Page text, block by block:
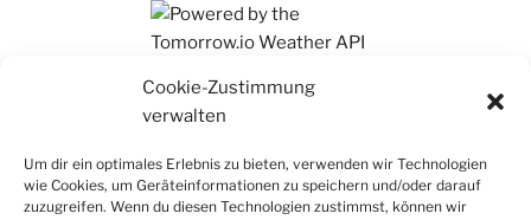
Cookie-Zustimmung
verwalten
Um dir ein optimales Erlebnis zu bieten, verwenden wir Technologien
wie Cookies, um Geräteinformationen zu speichern und/oder darauf
zuzugreifen. Wenn du diesen Technologien zustimmst, können wir